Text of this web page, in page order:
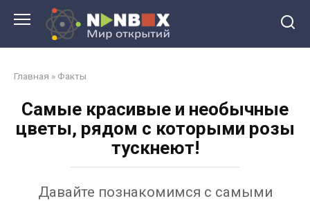
Главная » Факты
Самые красивые и необычные
цветы, рядом с которыми розы
тускнеют!
Давайте познакомимся с самыми